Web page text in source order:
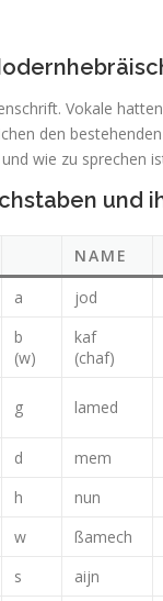
Vokale
den
wie zu sprechen
und
NAME
a jod
b
(w)
kaf
(chaf)
g lamed
d mem
h nun
w ßamech
s aijn